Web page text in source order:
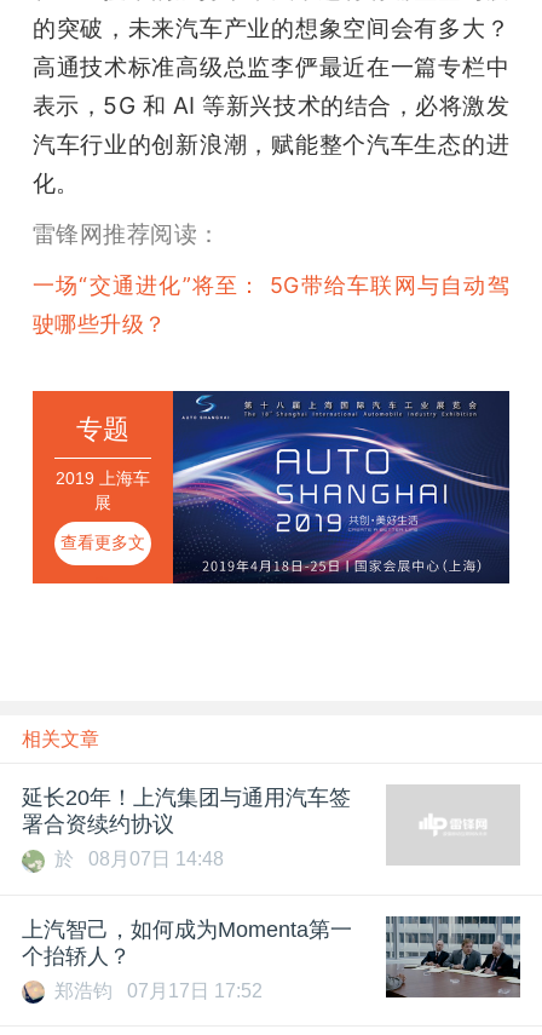
的突破，未来汽车产业的想象空间会有多大？
高通技术标准高级总监李俨最近在一篇专栏中
表示，5G 和 AI 等新兴技术的结合，必将激发
汽车行业的创新浪潮，赋能整个汽车生态的进
化。
雷锋网推荐阅读：
一场“交通进化”将至： 5G带给车联网与自动驾
驶哪些升级？
专题
2019 上海车
展
查看更多文
章
相关文章
延长20年！上汽集团与通用汽车签
署合资续约协议
於 08月07日 14:48
上汽智己，如何成为Momenta第一
个抬轿人？
郑浩钧 07月17日 17:52